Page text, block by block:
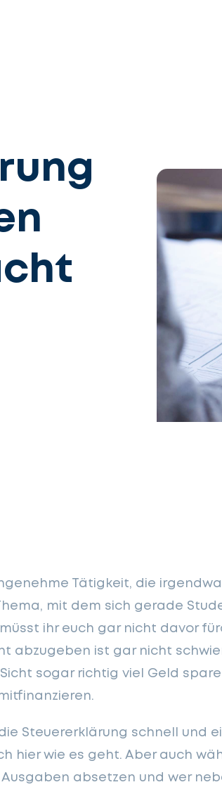
Tätigkeit, die
mit dem sich gerade
ihr euch gar nicht davor
abzugeben ist gar nicht
sogar richtig viel Geld
Steuererklärung schnell und
hier wie es geht. Aber auch
absetzen und wer